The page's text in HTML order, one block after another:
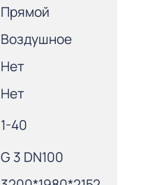
Прямой
Воздушное
Нет
Нет
1-40
G 3 DN100